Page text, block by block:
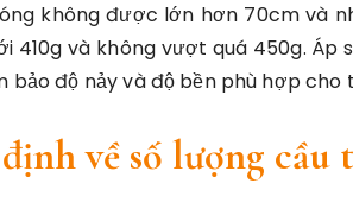
không được lớn hơn 70cm và
410g và không vượt quá 450g.
bảo độ nảy và độ bền phù hợp cho
về số lượng cầu